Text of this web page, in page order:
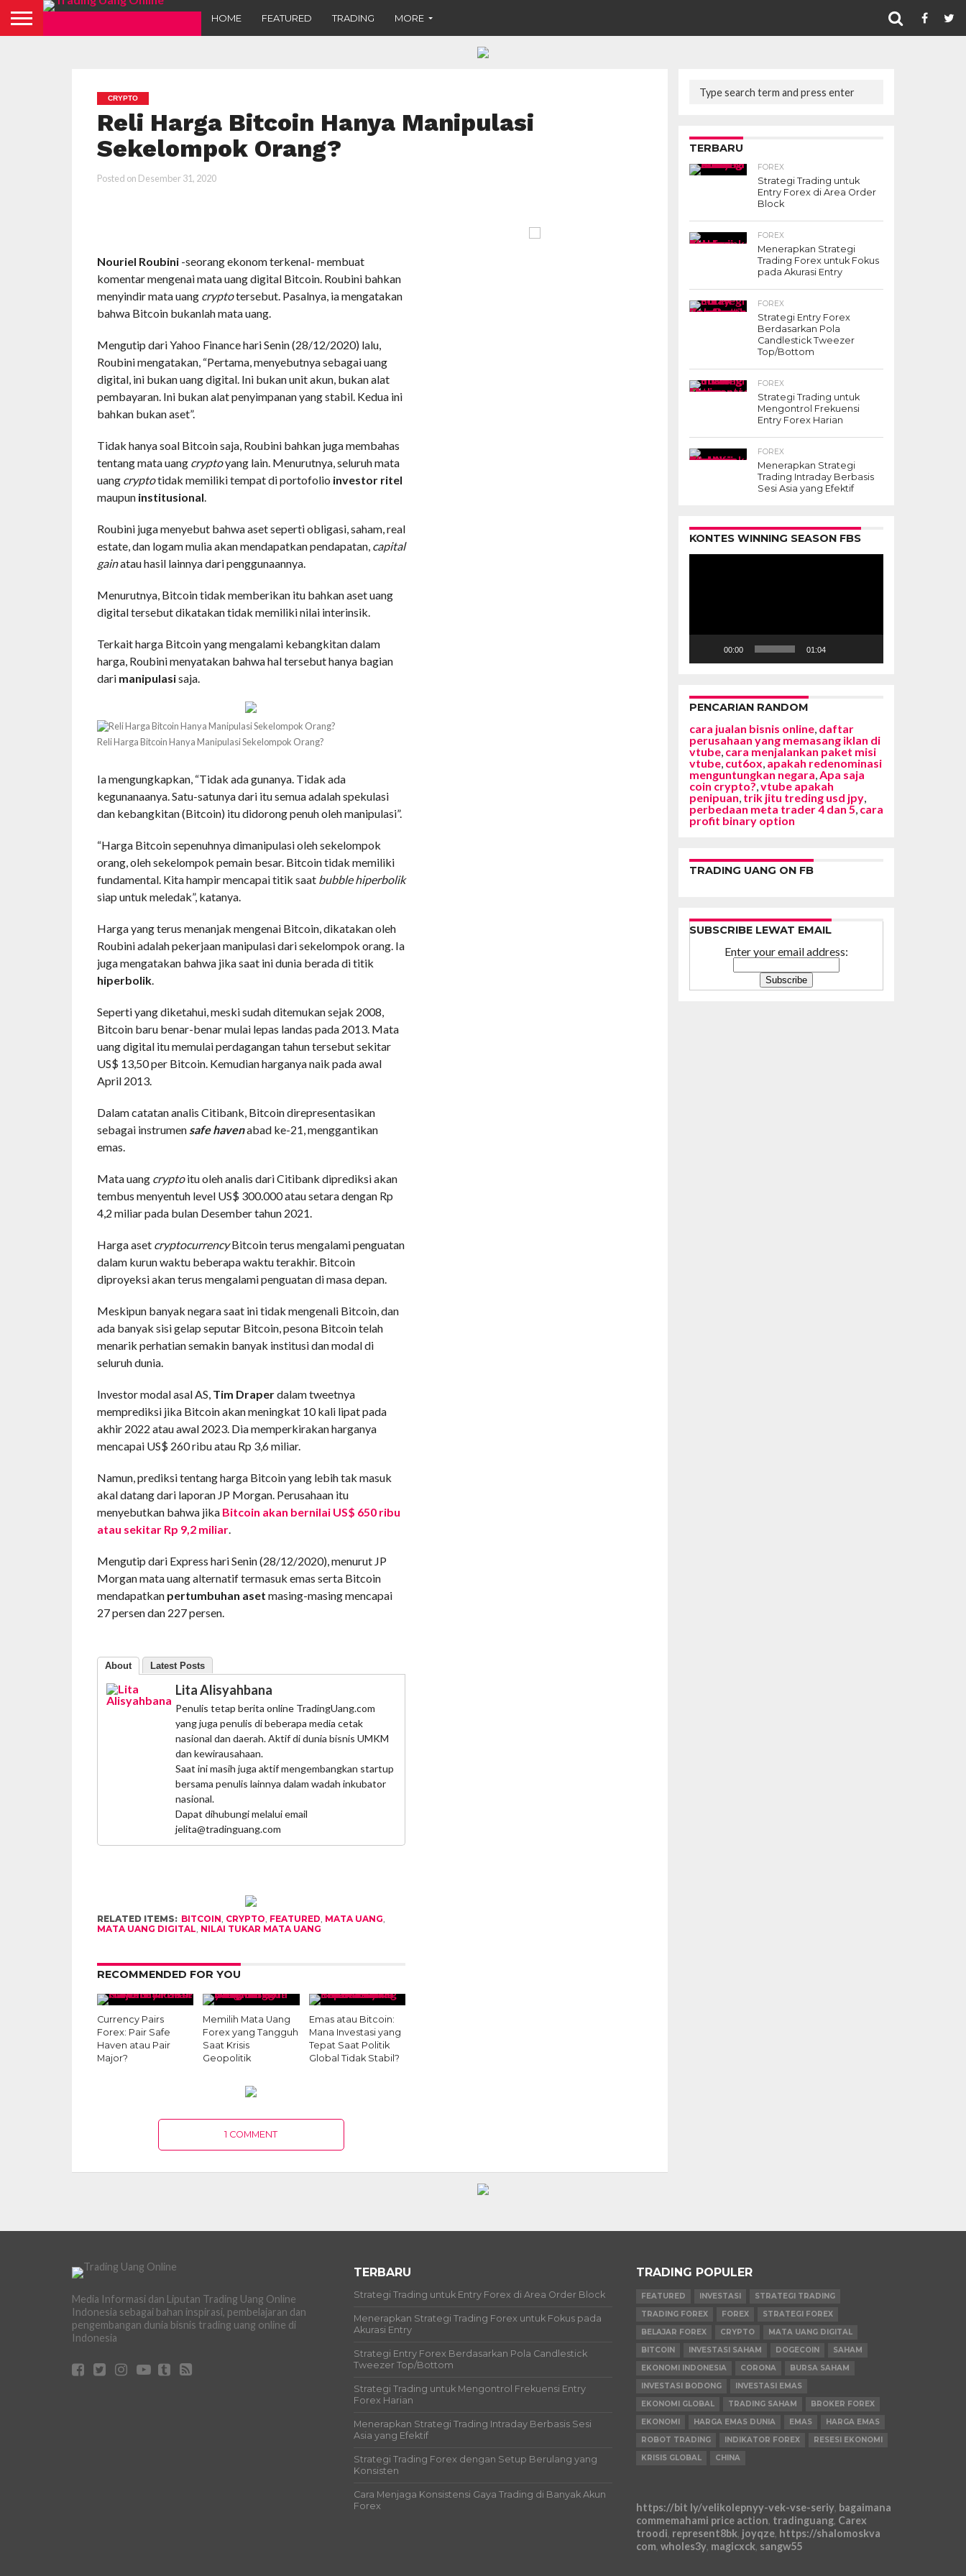
HOME FEATURED TRADING MORE
CRYPTO
Reli Harga Bitcoin Hanya Manipulasi
Sekelompok Orang?
Posted on Desember 31, 2020
Nouriel Roubini-seorang ekonom terkenal- membuat
komentar mengenai mata uang digital Bitcoin. Roubini bahkan
menyindir mata uang cryptotersebut. Pasalnya, ia mengatakan
bahwa Bitcoin bukanlah mata uang.
Mengutip dari Yahoo Finance hari Senin (28/12/2020) lalu,
Roubini mengatakan, “Pertama, menyebutnya sebagai uang
digital, ini bukan uang digital. Ini bukan unit akun, bukan alat
pembayaran. Ini bukan alat penyimpanan yang stabil. Kedua ini
bahkan bukan aset”.
Tidak hanya soal Bitcoin saja, Roubini bahkan juga membahas
tentang mata uang cryptoyang lain. Menurutnya, seluruh mata
uang cryptotidak memiliki tempat di portofolio investor ritel
maupun institusional.
Roubini juga menyebut bahwa aset seperti obligasi, saham, real
estate, dan logam mulia akan mendapatkan pendapatan, capital
gainatau hasil lainnya dari penggunaannya.
Menurutnya, Bitcoin tidak memberikan itu bahkan aset uang
digital tersebut dikatakan tidak memiliki nilai interinsik.
Terkait harga Bitcoin yang mengalami kebangkitan dalam
harga, Roubini menyatakan bahwa hal tersebut hanya bagian
dari manipulasisaja.
Reli Harga Bitcoin Hanya Manipulasi Sekelompok Orang?
Ia mengungkapkan, “Tidak ada gunanya. Tidak ada
kegunanaanya. Satu-satunya dari itu semua adalah spekulasi
dan kebangkitan (Bitcoin) itu didorong penuh oleh manipulasi”.
“Harga Bitcoin sepenuhnya dimanipulasi oleh sekelompok
orang, oleh sekelompok pemain besar. Bitcoin tidak memiliki
fundamental. Kita hampir mencapai titik saat bubble hiperbolik
siap untuk meledak”, katanya.
Harga yang terus menanjak mengenai Bitcoin, dikatakan oleh
Roubini adalah pekerjaan manipulasi dari sekelompok orang. Ia
juga mengatakan bahwa jika saat ini dunia berada di titik
hiperbolik.
Seperti yang diketahui, meski sudah ditemukan sejak 2008,
Bitcoin baru benar-benar mulai lepas landas pada 2013. Mata
uang digital itu memulai perdagangan tahun tersebut sekitar
US$ 13,50 per Bitcoin. Kemudian harganya naik pada awal
April 2013.
Dalam catatan analis Citibank, Bitcoin direpresentasikan
sebagai instrumen safe havenabad ke-21, menggantikan
emas.
Mata uang cryptoitu oleh analis dari Citibank diprediksi akan
tembus menyentuh level US$ 300.000 atau setara dengan Rp
4,2 miliar pada bulan Desember tahun 2021.
Harga aset cryptocurrencyBitcoin terus mengalami penguatan
dalam kurun waktu beberapa waktu terakhir. Bitcoin
diproyeksi akan terus mengalami penguatan di masa depan.
Meskipun banyak negara saat ini tidak mengenali Bitcoin, dan
ada banyak sisi gelap seputar Bitcoin, pesona Bitcoin telah
menarik perhatian semakin banyak institusi dan modal di
seluruh dunia.
Investor modal asal AS, Tim Draperdalam tweetnya
memprediksi jika Bitcoin akan meningkat 10 kali lipat pada
akhir 2022 atau awal 2023. Dia memperkirakan harganya
mencapai US$ 260 ribu atau Rp 3,6 miliar.
Namun, prediksi tentang harga Bitcoin yang lebih tak masuk
akal datang dari laporan JP Morgan. Perusahaan itu
menyebutkan bahwa jika Bitcoin akan bernilai US$ 650 ribu
atau sekitar Rp 9,2 miliar.
Mengutip dari Express hari Senin (28/12/2020), menurut JP
Morgan mata uang alternatif termasuk emas serta Bitcoin
mendapatkan pertumbuhan aset masing-masing mencapai
27 persen dan 227 persen.
About Latest Posts
Lita Alisyahbana
Penulis tetap berita online TradingUang.com
yang juga penulis di beberapa media cetak
nasional dan daerah. Aktif di dunia bisnis UMKM
dan kewirausahaan.
Saat ini masih juga aktif mengembangkan startup
bersama penulis lainnya dalam wadah inkubator
nasional.
Dapat dihubungi melalui email
jelita@tradinguang.com
RELATED ITEMS: BITCOIN, CRYPTO, FEATURED, MATA UANG,
MATA UANG DIGITAL, NILAI TUKAR MATA UANG
RECOMMENDED FOR YOU
Currency Pairs
Forex: Pair Safe
Haven atau Pair
Major?
Memilih Mata Uang
Forex yang Tangguh
Saat Krisis
Geopolitik
Emas atau Bitcoin:
Mana Investasi yang
Tepat Saat Politik
Global Tidak Stabil?
1 COMMENT
TERBARU
FOREX
Strategi Trading untuk
Entry Forex di Area Order
Block
FOREX
Menerapkan Strategi
Trading Forex untuk Fokus
pada Akurasi Entry
FOREX
Strategi Entry Forex
Berdasarkan Pola
Candlestick Tweezer
Top/Bottom
FOREX
Strategi Trading untuk
Mengontrol Frekuensi
Entry Forex Harian
FOREX
Menerapkan Strategi
Trading Intraday Berbasis
Sesi Asia yang Efektif
KONTES WINNING SEASON FBS
00:00 01:04
PENCARIAN RANDOM
cara jualan bisnis online, daftar
perusahaan yang memasang iklan di
vtube, cara menjalankan paket misi
vtube, cut6ox, apakah redenominasi
menguntungkan negara,Apa saja
coin crypto?,vtube apakah
penipuan, trik jitu treding usd jpy,
perbedaan meta trader 4 dan 5,cara
profit binary option
TRADING UANG ON FB
SUBSCRIBE LEWAT EMAIL
Enter your email address:
Media Informasi dan Liputan Trading Uang Online
Indonesia sebagai bahan inspirasi, pembelajaran dan
pengembangan dunia bisnis trading uang online di
Indonesia
TERBARU
Strategi Trading untuk Entry Forex di Area Order Block
Menerapkan Strategi Trading Forex untuk Fokus pada
Akurasi Entry
Strategi Entry Forex Berdasarkan Pola Candlestick
Tweezer Top/Bottom
Strategi Trading untuk Mengontrol Frekuensi Entry
Forex Harian
Menerapkan Strategi Trading Intraday Berbasis Sesi
Asia yang Efektif
Strategi Trading Forex dengan Setup Berulang yang
Konsisten
Cara Menjaga Konsistensi Gaya Trading di Banyak Akun
Forex
TRADING POPULER
FEATURED INVESTASI
STRATEGI TRADING
TRADING FOREX
FOREX
STRATEGI FOREX
BELAJAR FOREX
CRYPTO
MATA UANG DIGITAL
BITCOIN
INVESTASI SAHAM DOGECOIN
SAHAM
EKONOMI INDONESIA
CORONA
BURSA SAHAM
INVESTASI BODONG
INVESTASI EMAS
EKONOMI GLOBAL
TRADING SAHAM
BROKER FOREX
EKONOMI
HARGA EMAS DUNIA EMAS
HARGA EMAS
ROBOT TRADING
INDIKATOR FOREX
RESESI EKONOMI
KRISIS GLOBAL
CHINA
https://bit ly/velikolepnyy-vek-vse-seriy, bagaimana
commemahami price action, tradinguang, Carex
troodi, represent8bk, joyqze, https://shalomoskva
com, wholes3y, magicxck, sangw55